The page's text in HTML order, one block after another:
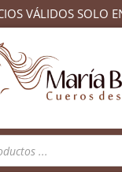
VÁLIDOS SOLO